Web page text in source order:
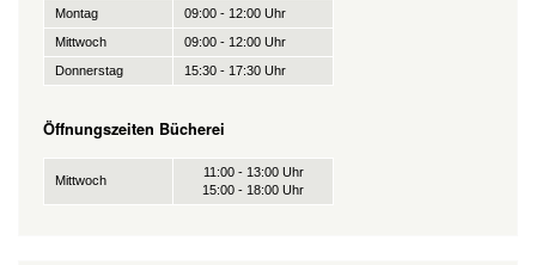
Montag
09:00 - 12:00 Uhr
Mittwoch
09:00 - 12:00 Uhr
Donnerstag
15:30 - 17:30 Uhr
Öffnungszeiten Bücherei
Mittwoch
11:00 - 13:00 Uhr
15:00 - 18:00 Uhr